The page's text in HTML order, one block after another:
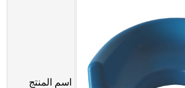
اسم المنتج